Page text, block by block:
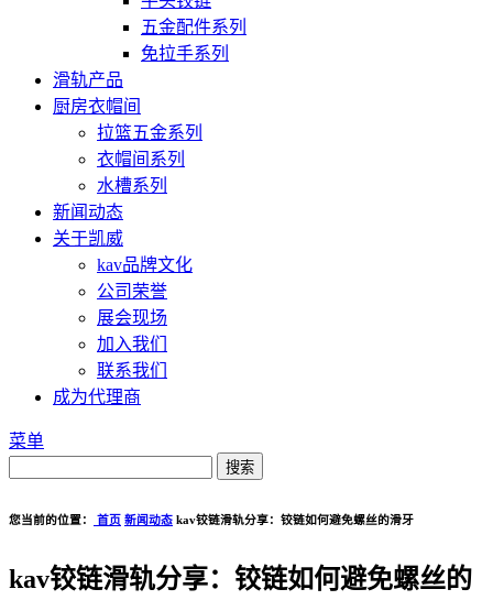
五金配件系列
免拉手系列
滑轨产品
厨房衣帽间
拉篮五金系列
衣帽间系列
水槽系列
新闻动态
关于凯威
kav品牌文化
公司荣誉
展会现场
加入我们
联系我们
成为代理商
菜单
您当前的位置： 首页 新闻动态 kav铰链滑轨分享：铰链如何避免螺丝的滑牙
kav铰链滑轨分享：铰链如何避免螺丝的